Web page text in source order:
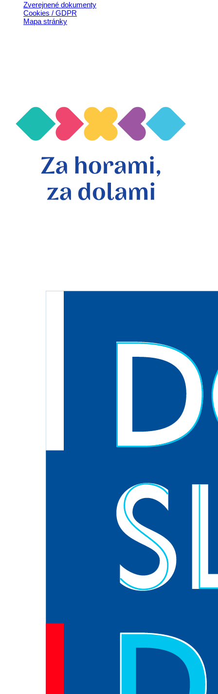
Zverejnené dokumenty
Cookies / GDPR
Mapa stránky